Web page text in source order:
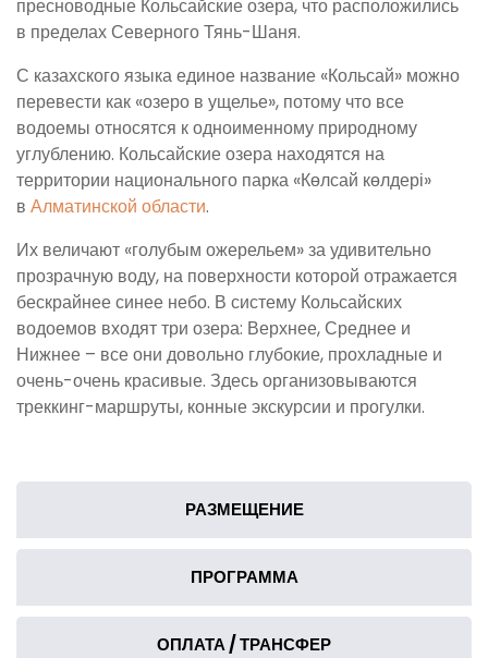
пресноводные Кольсайские озера, что расположились
в пределах Северного Тянь-Шаня.
С казахского языка единое название «Кольсай» можно
перевести как «озеро в ущелье», потому что все
водоемы относятся к одноименному природному
углублению. Кольсайские озера находятся на
территории национального парка «Көлсай көлдері»
в Алматинской области.
Их величают «голубым ожерельем» за удивительно
прозрачную воду, на поверхности которой отражается
бескрайнее синее небо. В систему Кольсайских
водоемов входят три озера: Верхнее, Среднее и
Нижнее – все они довольно глубокие, прохладные и
очень-очень красивые. Здесь организовываются
треккинг-маршруты, конные экскурсии и прогулки.
РАЗМЕЩЕНИЕ
ПРОГРАММА
ОПЛАТА / ТРАНСФЕР